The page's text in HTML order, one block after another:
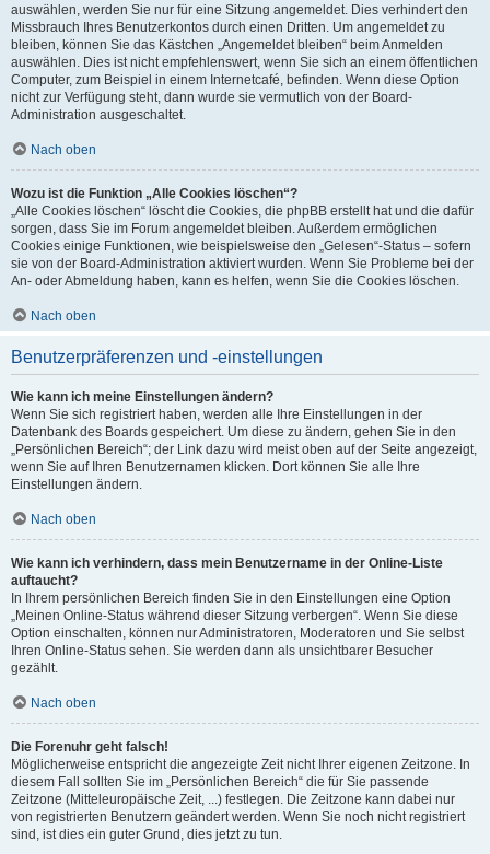
auswählen, werden Sie nur für eine Sitzung angemeldet. Dies verhindert den
Missbrauch Ihres Benutzerkontos durch einen Dritten. Um angemeldet zu
bleiben, können Sie das Kästchen „Angemeldet bleiben“ beim Anmelden
auswählen. Dies ist nicht empfehlenswert, wenn Sie sich an einem öffentlichen
Computer, zum Beispiel in einem Internetcafé, befinden. Wenn diese Option
nicht zur Verfügung steht, dann wurde sie vermutlich von der Board-
Administration ausgeschaltet.
Nach oben
Wozu ist die Funktion „Alle Cookies löschen“?
„Alle Cookies löschen“ löscht die Cookies, die phpBB erstellt hat und die dafür
sorgen, dass Sie im Forum angemeldet bleiben. Außerdem ermöglichen
Cookies einige Funktionen, wie beispielsweise den „Gelesen“-Status – sofern
sie von der Board-Administration aktiviert wurden. Wenn Sie Probleme bei der
An- oder Abmeldung haben, kann es helfen, wenn Sie die Cookies löschen.
Nach oben
Benutzerpräferenzen und -einstellungen
Wie kann ich meine Einstellungen ändern?
Wenn Sie sich registriert haben, werden alle Ihre Einstellungen in der
Datenbank des Boards gespeichert. Um diese zu ändern, gehen Sie in den
„Persönlichen Bereich“; der Link dazu wird meist oben auf der Seite angezeigt,
wenn Sie auf Ihren Benutzernamen klicken. Dort können Sie alle Ihre
Einstellungen ändern.
Nach oben
Wie kann ich verhindern, dass mein Benutzername in der Online-Liste
auftaucht?
In Ihrem persönlichen Bereich finden Sie in den Einstellungen eine Option
„Meinen Online-Status während dieser Sitzung verbergen“. Wenn Sie diese
Option einschalten, können nur Administratoren, Moderatoren und Sie selbst
Ihren Online-Status sehen. Sie werden dann als unsichtbarer Besucher
gezählt.
Nach oben
Die Forenuhr geht falsch!
Möglicherweise entspricht die angezeigte Zeit nicht Ihrer eigenen Zeitzone. In
diesem Fall sollten Sie im „Persönlichen Bereich“ die für Sie passende
Zeitzone (Mitteleuropäische Zeit, ...) festlegen. Die Zeitzone kann dabei nur
von registrierten Benutzern geändert werden. Wenn Sie noch nicht registriert
sind, ist dies ein guter Grund, dies jetzt zu tun.